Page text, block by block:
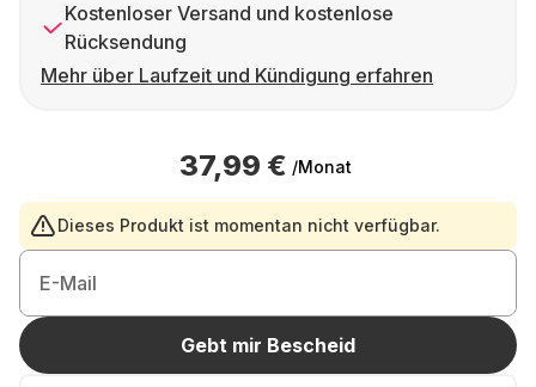
Kostenloser Versand und kostenlose
Rücksendung
Mehr über Laufzeit und Kündigung erfahren
37,99 € /Monat
Dieses Produkt ist momentan nicht verfügbar.
E-Mail
Gebt mir Bescheid